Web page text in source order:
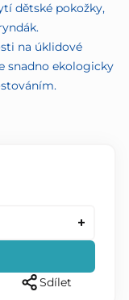
dětské pokožky,
na úklidové
snadno ekologicky
Sdílet